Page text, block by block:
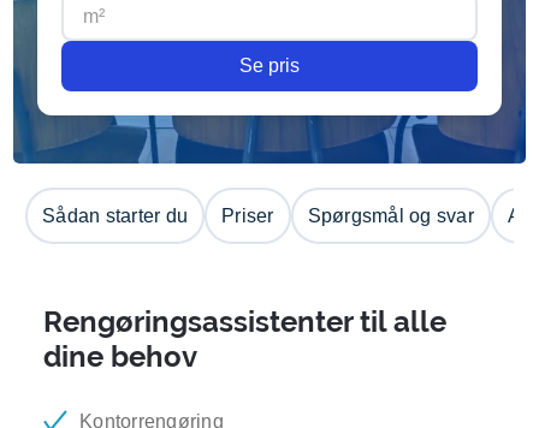
Se pris
Sådan starter du Priser Spørgsmål og svar
Rengøringsassistenter til alle
dine behov
Kontorrengøring